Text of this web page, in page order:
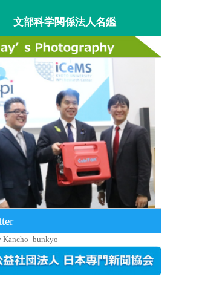
文部科学関係法人名鑑
iCeMS等を視察した松本文部科学
Kancho_bunkyo